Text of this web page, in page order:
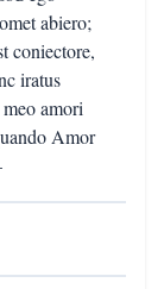
abiero;
coniectore,
iratus
amori
Amor